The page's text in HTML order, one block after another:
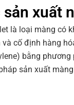
xuất
là loại màng có
cố định hàng
bằng
sản xuất